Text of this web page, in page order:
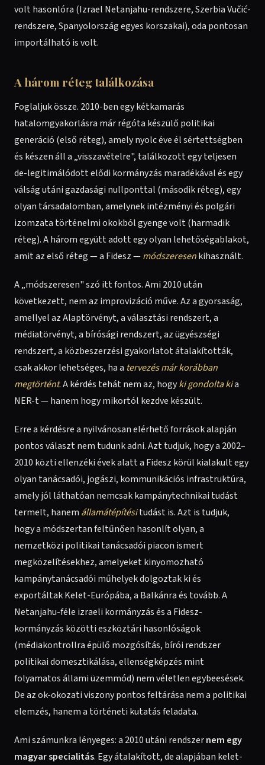
volt hasonlóra (Izrael Netanjahu-rendszere, Szerbia Vučić-
rendszere, Spanyolország egyes korszakai), oda pontosan
importálható is volt.
A három réteg találkozása
Foglaljuk össze. 2010-ben egy kétkamarás
hatalomgyakorlásra már régóta készülő politikai
generáció (első réteg), amely nyolc éve él sértettségben
és készen áll a „visszavételre", találkozott egy teljesen
de-legitimálódott elődi kormányzás maradékával és egy
válság utáni gazdasági nullponttal (második réteg), egy
olyan társadalomban, amelynek intézményi és polgári
izomzata történelmi okokból gyenge volt (harmadik
réteg). A három együtt adott egy olyan lehetőségablakot,
amit az első réteg — a Fidesz —módszeresenkihasznált.
A „módszeresen" szó itt fontos. Ami 2010 után
következett, nem az improvizáció műve. Az a gyorsaság,
amellyel az Alaptörvényt, a választási rendszert, a
médiatörvényt, a bírósági rendszert, az ügyészségi
rendszert, a közbeszerzési gyakorlatot átalakították,
csak akkor lehetséges, ha a tervezés már korábban
megtörtént. A kérdés tehát nem az, hogyki gondolta kia
NER-t — hanem hogy mikortól kezdve készült.
Erre a kérdésre a nyilvánosan elérhető források alapján
pontos választ nem tudunk adni. Azt tudjuk, hogy a 2002–
2010 közti ellenzéki évek alatt a Fidesz körül kialakult egy
olyan tanácsadói, jogászi, kommunikációs infrastruktúra,
amely jól láthatóan nemcsak kampánytechnikai tudást
termelt, hanem államátépítésitudást is. Azt is tudjuk,
hogy a módszertan feltűnően hasonlít olyan, a
nemzetközi politikai tanácsadói piacon ismert
megközelítésekhez, amelyeket kinyomozható
kampánytanácsadói műhelyek dolgoztak ki és
exportáltak Kelet-Európába, a Balkánra és tovább. A
Netanjahu-féle izraeli kormányzás és a Fidesz-
kormányzás közötti eszköztári hasonlóságok
(médiakontrollra épülő mozgósítás, bírói rendszer
politikai domesztikálása, ellenségképzés mint
folyamatos állami üzemmód) nem véletlen egybeesések.
De az ok-okozati viszony pontos feltárása nem a politikai
elemzés, hanem a történeti kutatás feladata.
Ami számunkra lényeges: a 2010 utáni rendszernem egy
magyar specialitás. Egy átalakított, de alapjában kelet-